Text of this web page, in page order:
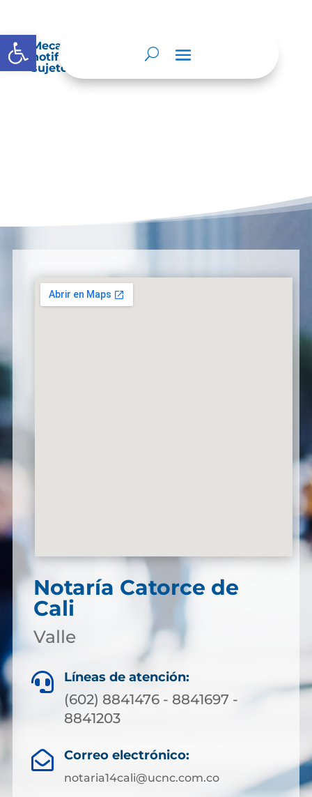
Abrir barra de herramientas
Mecanismos internos de supervisión,
notificación y vigilancia pertinente del
sujeto obligado
Notaría Catorce de
Cali
Valle
 Líneas de atención:
(602) 8841476 - 8841697 -
8841203
 Correo electrónico:
notaria14cali@ucnc.com.co